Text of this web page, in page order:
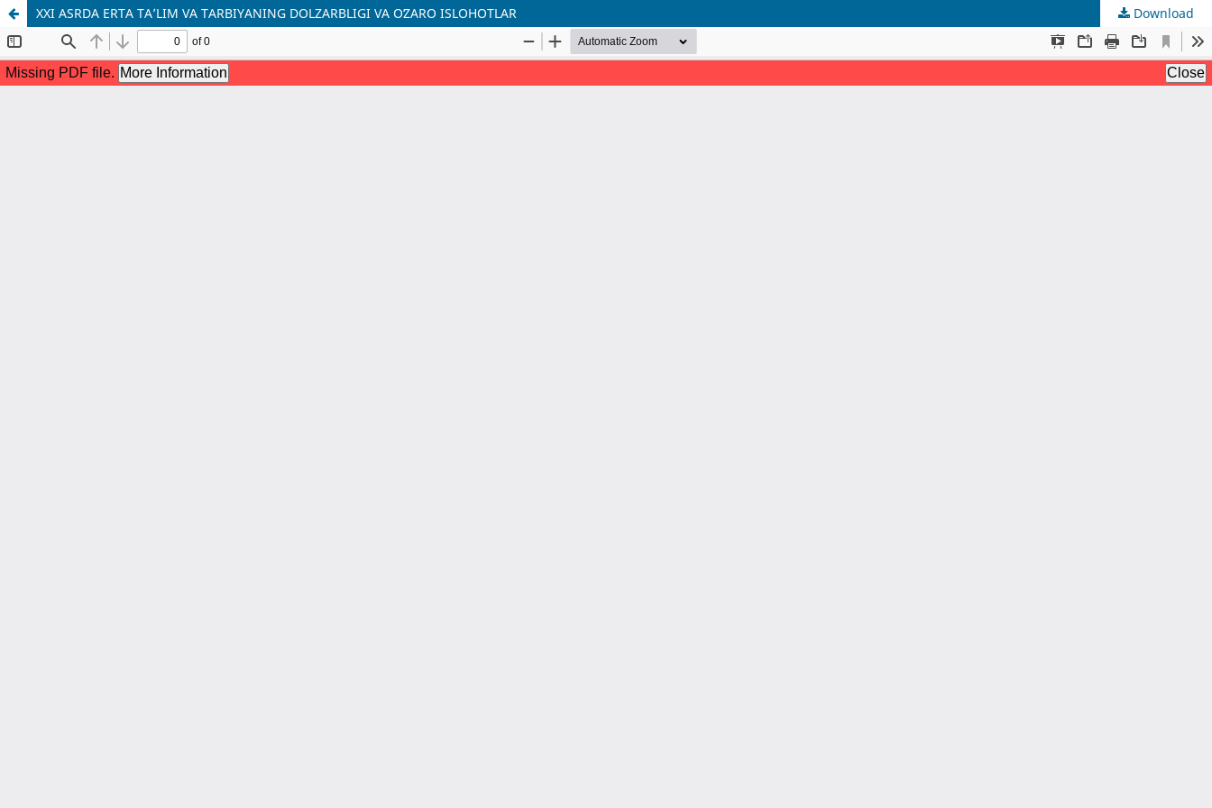
XXI ASRDA ERTA TA’LIM VA TARBIYANING DOLZARBLIGI VA OʻZARO ISLOHOTLAR Download